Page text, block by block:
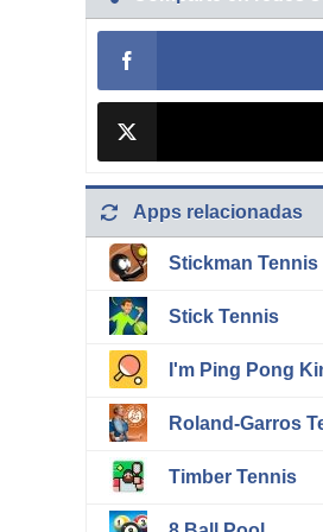
Apps relacionadas
Stickman Tennis
Stick Tennis
I'm Ping Pong
Roland-Garros
Timber Tennis